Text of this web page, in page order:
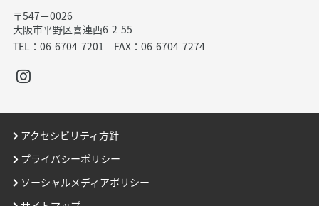
〒547－0026
大阪市平野区喜連西6-2-55
TEL：06-6704-7201 FAX：06-6704-7274
アクセシビリティ方針
プライバシーポリシー
ソーシャルメディアポリシー